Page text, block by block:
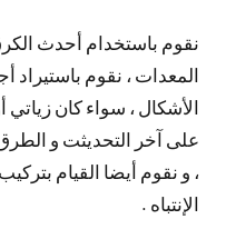
نقوم باستخدام أحدث
المعدات ، نقوم باستيراد
الأشكال ، سواء كان زياتي
على آخر التحديثت و الطرق
، و نقوم أيضا القيام
الإنتباه .